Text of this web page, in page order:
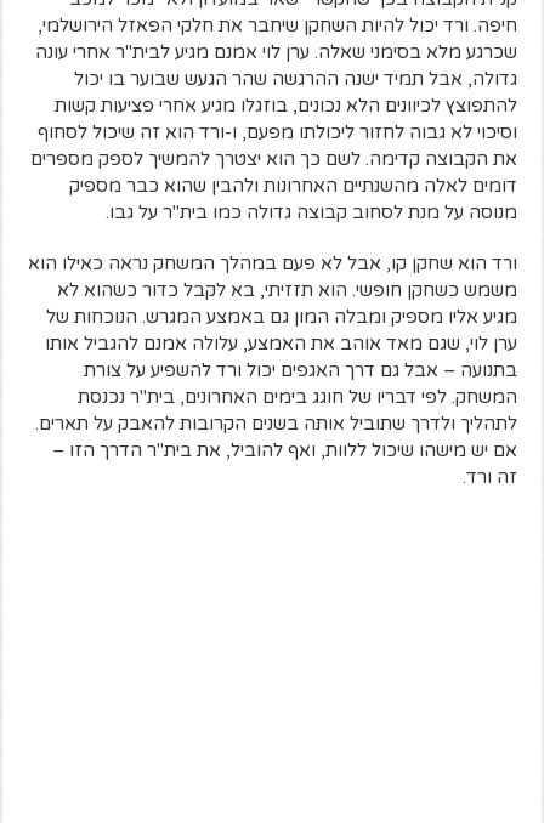
חיפה. ורד יכול להיות השחקן שיחבר את חלקי הפאזל הירושלמי,
שכרגע מלא בסימני שאלה. ערן לוי אמנם מגיע לבית"ר אחרי עונה
גדולה, אבל תמיד ישנה ההרגשה שהר הגעש שבוער בו יכול
להתפוצץ לכיוונים הלא נכונים, בוזגלו מגיע אחרי פציעות קשות
וסיכוי לא גבוה לחזור ליכולתו מפעם, ו-ורד הוא זה שיכול לסחוף
את הקבוצה קדימה. לשם כך הוא יצטרך להמשיך לספק מספרים
דומים לאלה מהשנתיים האחרונות ולהבין שהוא כבר מספיק
מנוסה על מנת לסחוב קבוצה גדולה כמו בית"ר על גבו.
ורד הוא שחקן קו, אבל לא פעם במהלך המשחק נראה כאילו הוא
משמש כשחקן חופשי. הוא תזזיתי, בא לקבל כדור כשהוא לא
מגיע אליו מספיק ומבלה המון גם באמצע המגרש. הנוכחות של
ערן לוי, שגם מאד אוהב את האמצע, עלולה אמנם להגביל אותו
בתנועה – אבל גם דרך האגפים יכול ורד להשפיע על צורת
המשחק. לפי דבריו של חוגג בימים האחרונים, בית"ר נכנסת
לתהליך ולדרך שתוביל אותה בשנים הקרובות להאבק על תארים.
אם יש מישהו שיכול ללוות, ואף להוביל, את בית"ר הדרך הזו –
זה ורד.